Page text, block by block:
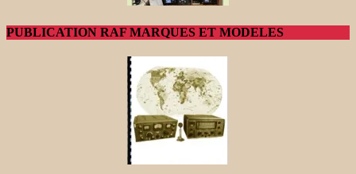
PUBLICATION RAF MARQUES ET MODELES